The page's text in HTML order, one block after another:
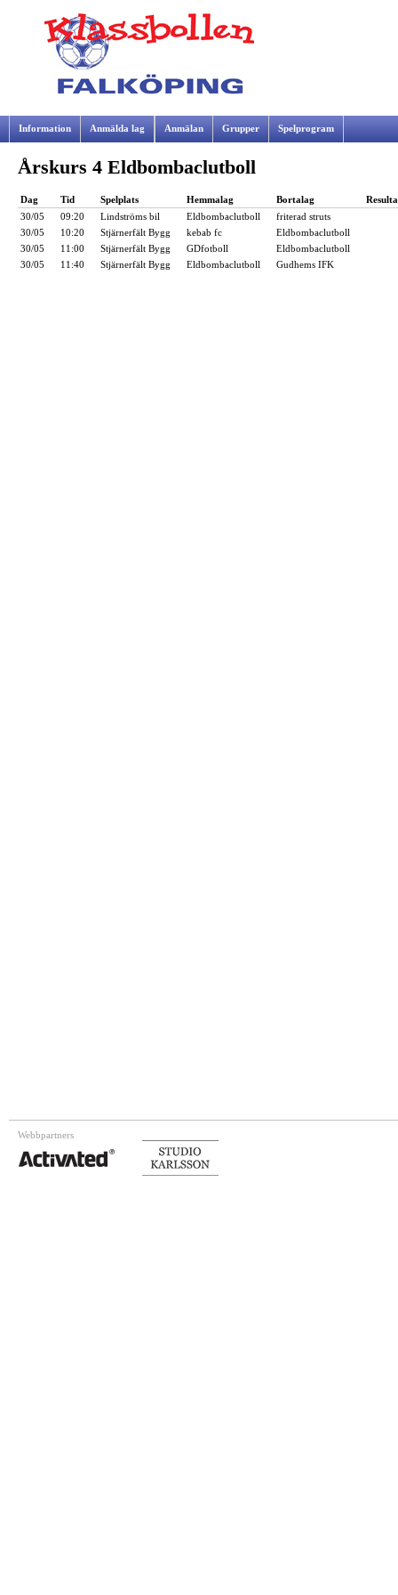
Information Anmälda lag Anmälan Grupper Spelprogram
Samarbetspartners
Årskurs 4 Eldbombaclutboll
Dag Tid Spelplats Hemmalag Bortalag
30/05
09:20 Lindströms bil Eldbombaclutboll
friterad struts
30/05
10:20 Stjärnerfält Bygg kebab fc
Eldbombaclutboll
30/05
11:00 Stjärnerfält Bygg GDfotboll
Eldbombaclutboll
30/05
11:40 Stjärnerfält Bygg Eldbombaclutboll Gudhems IFK
Webbpartners